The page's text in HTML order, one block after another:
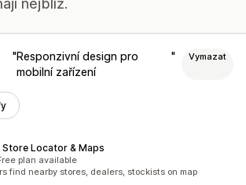
nejblíž.
Responzivní design pro
mobilní zařízení
Vymazat
Store Locator & Maps
recenzí: 413
plan available
find nearby stores, dealers, stockists on map